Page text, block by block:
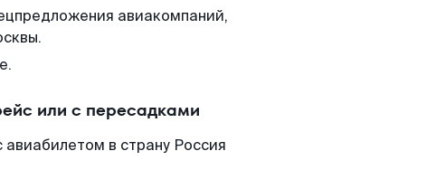
авиакомпаний,
или с пересадками
в страну Россия